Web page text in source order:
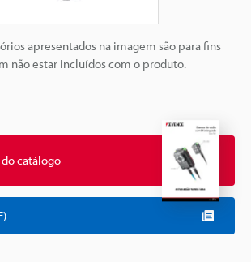
apresentados na imagem são para fins
não estar incluídos com o produto.
catálogo